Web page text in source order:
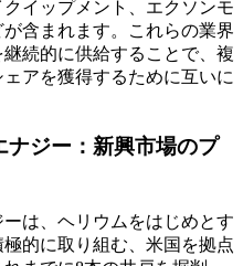
イップメント、エクソンモ
含まれます。これらの業界
続的に供給することで、複
アを獲得するために互いに
ナジー：新興市場のプ
は、ヘリウムをはじめとす
的に取り組む、米国を拠点